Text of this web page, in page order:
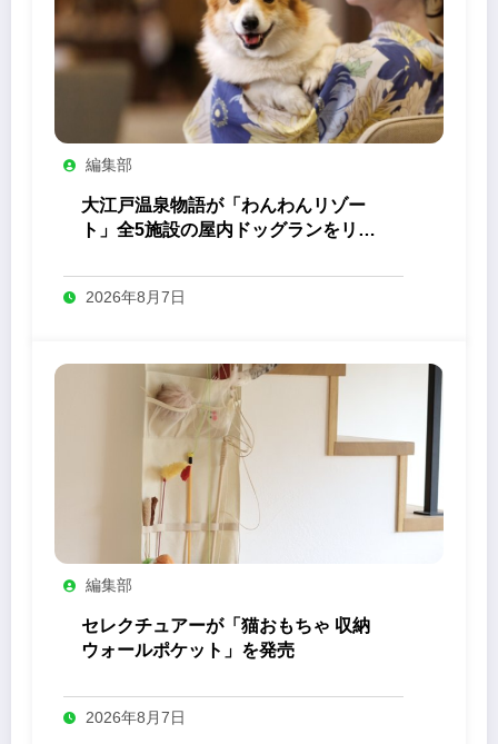
編集部
大江戸温泉物語が「わんわんリゾー
ト」全5施設の屋内ドッグランをリニ
2026年8月7日
編集部
セレクチュアーが「猫おもちゃ 収納
ウォールポケット」を発売
2026年8月7日